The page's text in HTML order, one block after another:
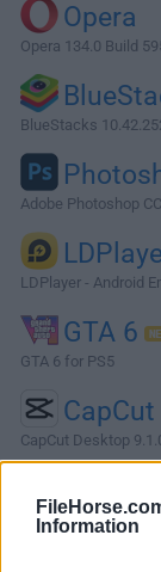
Information
Opera
Opera 134.0 Build
BlueStacks
Adobe Photoshop
LDPlayer - Android
GTA 6
GTA 6 for PS5
CapCut
CapCut Desktop